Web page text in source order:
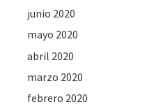
junio 2020
mayo 2020
abril 2020
marzo 2020
febrero 2020